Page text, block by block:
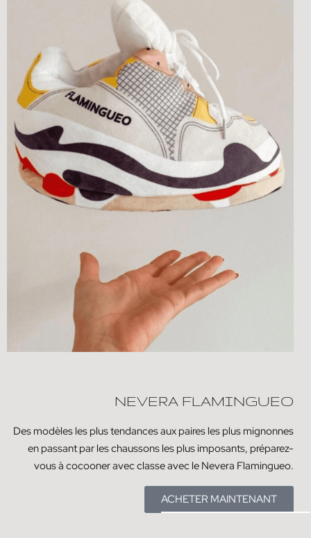
NEVERA FLAMINGUEO
Des modèles les plus tendances aux paires les plus mignonnes
en passant par les chaussons les plus imposants, préparez-
vous à cocooner avec classe avec le Nevera Flamingueo.
ACHETER MAINTENANT